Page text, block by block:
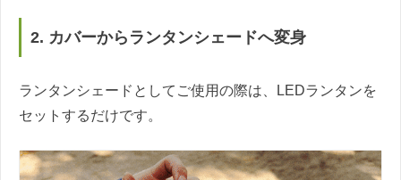
2. カバーからランタンシェードへ変身
ランタンシェードとしてご使用の際は、LEDランタンを
セットするだけです。